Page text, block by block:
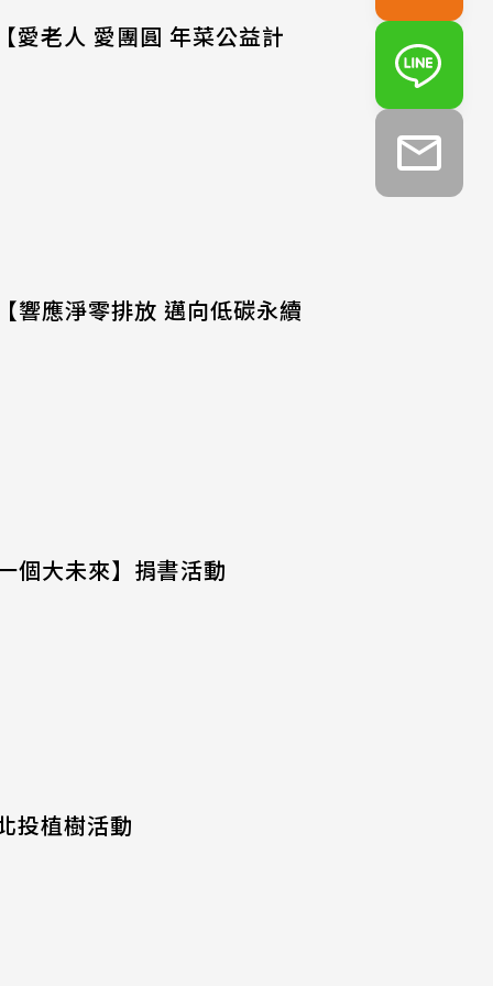
愛老人 愛團圓 年菜公益計
響應淨零排放 邁向低碳永續
個大未來】捐書活動
投植樹活動